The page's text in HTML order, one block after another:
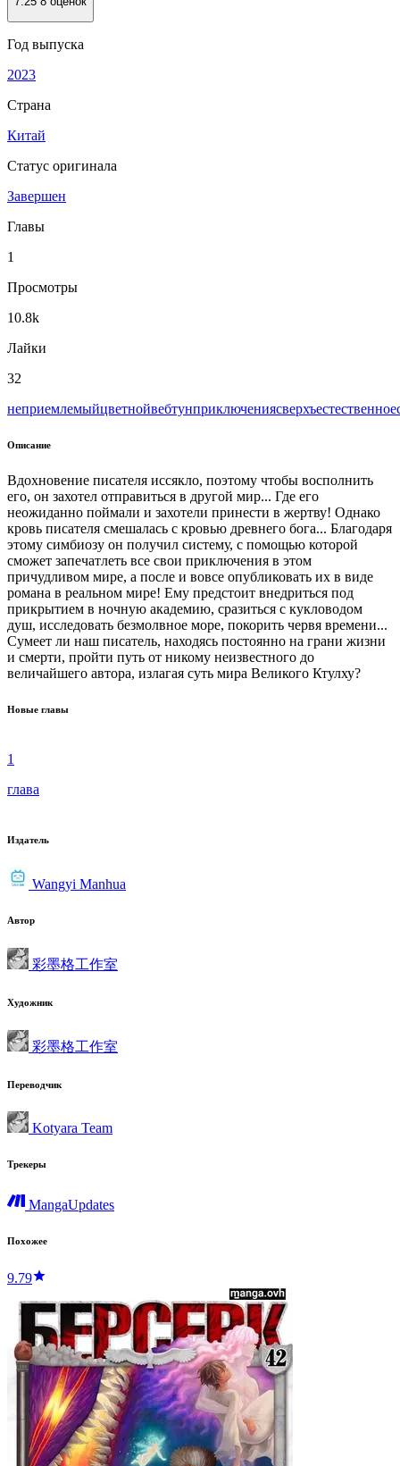
Год выпуска
2023
Страна
Китай
Статус оригинала
Завершен
Главы
1
Просмотры
10.8k
Лайки
32
неприемлемыйцветнойвeбтунприключениясверхъестественное
Описание
Вдохновение писателя иссякло, поэтому чтобы восполнить
его, он захотел отправиться в другой мир... Где его
неожиданно поймали и захотели принести в жертву! Однако
кровь писателя смешалась с кровью древнего бога... Благодаря
этому симбиозу он получил систему, с помощью которой
сможет запечатлеть все свои приключения в этом
причудливом мире, а после и вовсе опубликовать их в виде
романа в реальном мире! Ему предстоит внедриться под
прикрытием в ночную академию, сразиться с кукловодом
душ, исследовать безмолвное море, покорить червя времени...
Сумеет ли наш писатель, находясь постоянно на грани жизни
и смерти, пройти путь от никому неизвестного до
величайшего автора, излагая суть мира Великого Ктулху?
Новые главы
1
глава
Издатель
Wangyi Manhua
Автор
彩墨格工作室
Художник
彩墨格工作室
Переводчик
Kotyara Team
Трекеры
MangaUpdates
Похожее
9.79